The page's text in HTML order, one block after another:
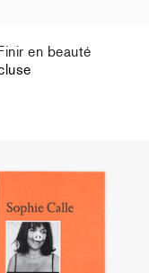
en beauté